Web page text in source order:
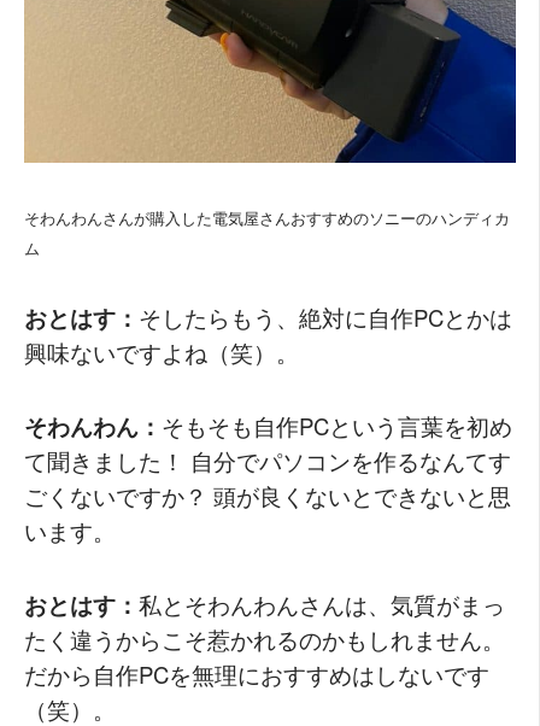
そわんわんさんが購入した電気屋さんおすすめのソニーのハンディカ
ム
おとはす： そしたらもう、絶対に自作PCとかは
興味ないですよね（笑）。
そわんわん： そもそも自作PCという言葉を初め
て聞きました！ 自分でパソコンを作るなんてす
ごくないですか？ 頭が良くないとできないと思
います。
おとはす： 私とそわんわんさんは、気質がまっ
たく違うからこそ惹かれるのかもしれません。
だから自作PCを無理におすすめはしないです
（笑）。